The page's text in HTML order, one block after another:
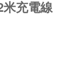
充電線